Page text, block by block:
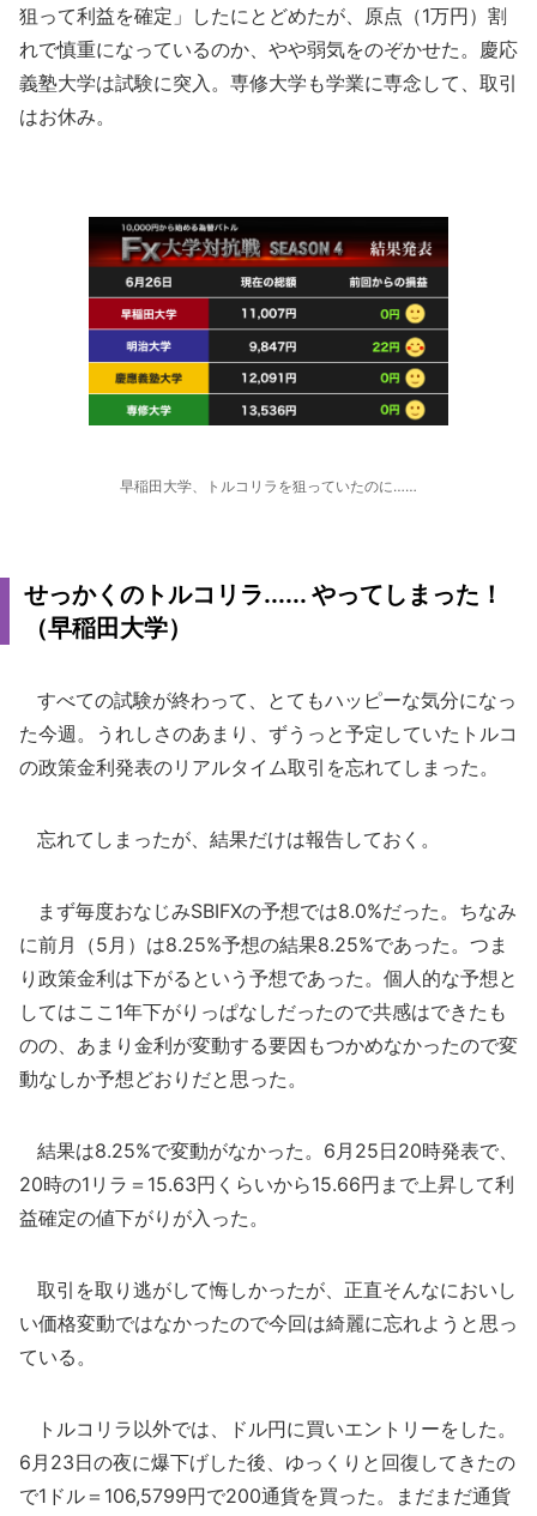
狙って利益を確定」したにとどめたが、原点（1万円）割
れで慎重になっているのか、やや弱気をのぞかせた。慶応
義塾大学は試験に突入。専修大学も学業に専念して、取引
はお休み。
早稲田大学、トルコリラを狙っていたのに……
せっかくのトルコリラ...... やってしまった！
（早稲田大学）
すべての試験が終わって、とてもハッピーな気分になっ
た今週。うれしさのあまり、ずうっと予定していたトルコ
の政策金利発表のリアルタイム取引を忘れてしまった。
忘れてしまったが、結果だけは報告しておく。
まず毎度おなじみSBIFXの予想では8.0%だった。ちなみ
に前月（5月）は8.25%予想の結果8.25%であった。つま
り政策金利は下がるという予想であった。個人的な予想と
してはここ1年下がりっぱなしだったので共感はできたも
のの、あまり金利が変動する要因もつかめなかったので変
動なしか予想どおりだと思った。
結果は8.25%で変動がなかった。6月25日20時発表で、
20時の1リラ＝15.63円くらいから15.66円まで上昇して利
益確定の値下がりが入った。
取引を取り逃がして悔しかったが、正直そんなにおいし
い価格変動ではなかったので今回は綺麗に忘れようと思っ
ている。
トルコリラ以外では、ドル円に買いエントリーをした。
6月23日の夜に爆下げした後、ゆっくりと回復してきたの
で1ドル＝106,5799円で200通貨を買った。まだまだ通貨